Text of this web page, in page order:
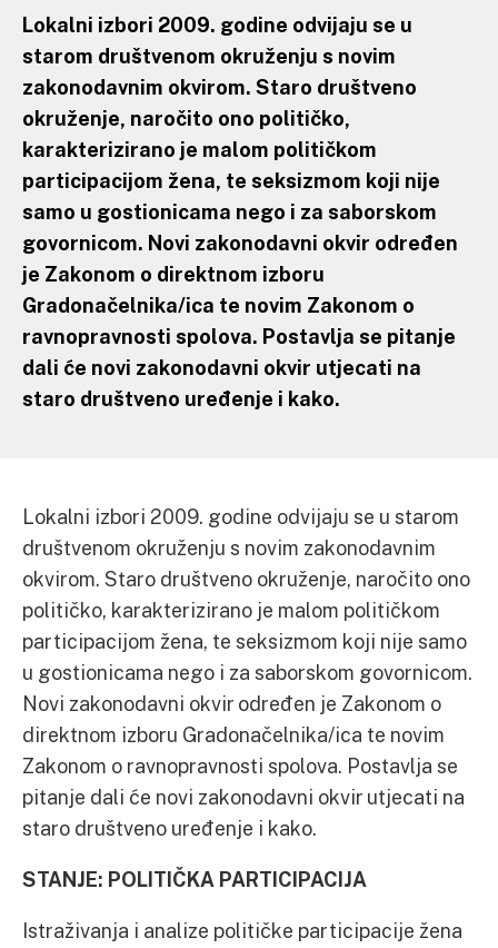
Lokalni izbori 2009. godine odvijaju se u
starom društvenom okruženju s novim
zakonodavnim okvirom. Staro društveno
okruženje, naročito ono političko,
karakterizirano je malom političkom
participacijom žena, te seksizmom koji nije
samo u gostionicama nego i za saborskom
govornicom. Novi zakonodavni okvir određen
je Zakonom o direktnom izboru
Gradonačelnika/ica te novim Zakonom o
ravnopravnosti spolova. Postavlja se pitanje
dali će novi zakonodavni okvir utjecati na
staro društveno uređenje i kako.
Lokalni izbori 2009. godine odvijaju se u starom
društvenom okruženju s novim zakonodavnim
okvirom. Staro društveno okruženje, naročito ono
političko, karakterizirano je malom političkom
participacijom žena, te seksizmom koji nije samo
u gostionicama nego i za saborskom govornicom.
Novi zakonodavni okvir određen je Zakonom o
direktnom izboru Gradonačelnika/ica te novim
Zakonom o ravnopravnosti spolova. Postavlja se
pitanje dali će novi zakonodavni okvir utjecati na
staro društveno uređenje i kako.
STANJE: POLITIČKA PARTICIPACIJA
Istraživanja i analize političke participacije žena